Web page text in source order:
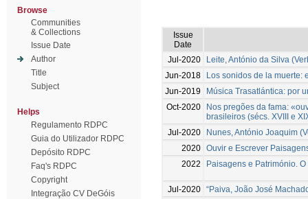
Browse
Communities
& Collections
Issue Date
Author
Title
Subject
Helps
Regulamento RDPC
Guia do Utilizador RDPC
Depósito RDPC
Faq's RDPC
Copyright
Integração CV DeGóis
Issue
Date
Jul-2020
Leite, António da Silva
Jun-2018
Los sonidos de la muerte:
Jun-2019
Música Trasatlántica: por
Oct-2020
Nos pregões da fama:
brasileiros (sécs. XVIII e
Jul-2020
Nunes, António Joaquim
2020 Ouvir e Escrever
2022
Paisagens e Património.
Jul-2020 “Paiva, João José